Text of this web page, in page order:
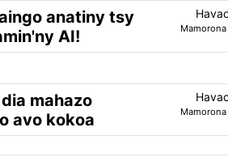
anatiny tsy
AI!
mahazo
avo kokoa